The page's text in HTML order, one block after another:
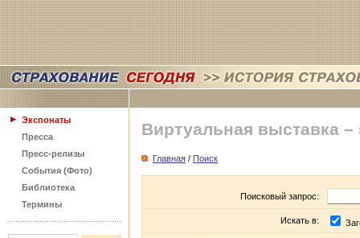
Экспонаты
Пресса
Пресс-релизы
События (Фото)
Библиотека
Термины
Виртуальная выставка –
Главная / Поиск
Поисковый запрос:
Искать в: